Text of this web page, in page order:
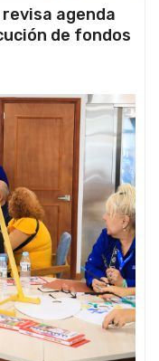
agenda
de fondos